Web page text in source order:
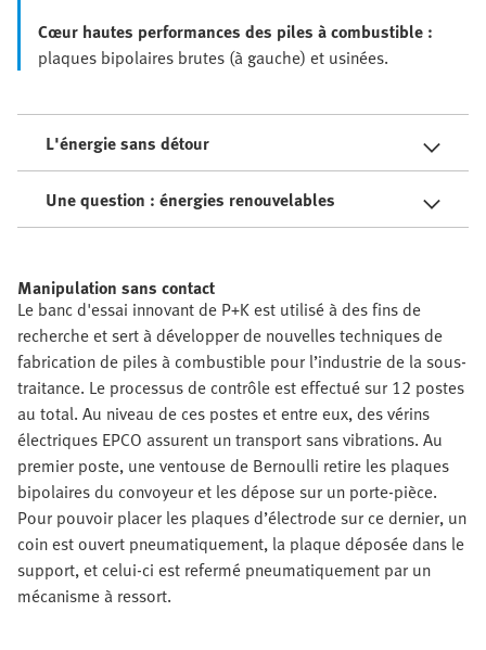
Cœur hautes performances des piles à combustible :
plaques bipolaires brutes (à gauche) et usinées.
L'énergie sans détour
Une question : énergies renouvelables
Manipulation sans contact
Le banc d'essai innovant de P+K est utilisé à des fins de
recherche et sert à développer de nouvelles techniques de
fabrication de piles à combustible pour l’industrie de la sous-
traitance. Le processus de contrôle est effectué sur 12 postes
au total. Au niveau de ces postes et entre eux, des vérins
électriques EPCO assurent un transport sans vibrations. Au
premier poste, une ventouse de Bernoulli retire les plaques
bipolaires du convoyeur et les dépose sur un porte-pièce.
Pour pouvoir placer les plaques d’électrode sur ce dernier, un
coin est ouvert pneumatiquement, la plaque déposée dans le
support, et celui-ci est refermé pneumatiquement par un
mécanisme à ressort.